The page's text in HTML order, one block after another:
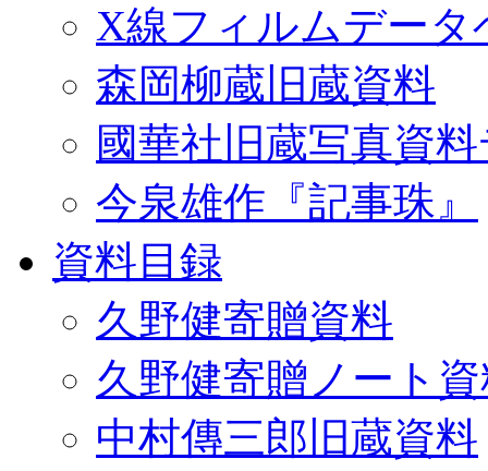
X線フィルムデータ
森岡柳蔵旧蔵資料
國華社旧蔵写真資
今泉雄作『記事珠』
資料目録
久野健寄贈資料
久野健寄贈ノート
中村傳三郎旧蔵資料